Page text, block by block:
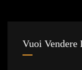
Vuoi Vendere